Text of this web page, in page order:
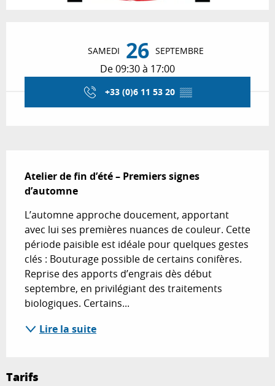
SAMEDI 26 SEPTEMBRE
De 09:30 à 17:00
+33 (0)6 11 53 20 ▒▒
Atelier de fin d’été – Premiers signes
d’automne
L’automne approche doucement, apportant
avec lui ses premières nuances de couleur. Cette
période paisible est idéale pour quelques gestes
clés : Bouturage possible de certains conifères.
Reprise des apports d’engrais dès début
septembre, en privilégiant des traitements
biologiques. Certains...
Lire la suite
Tarifs